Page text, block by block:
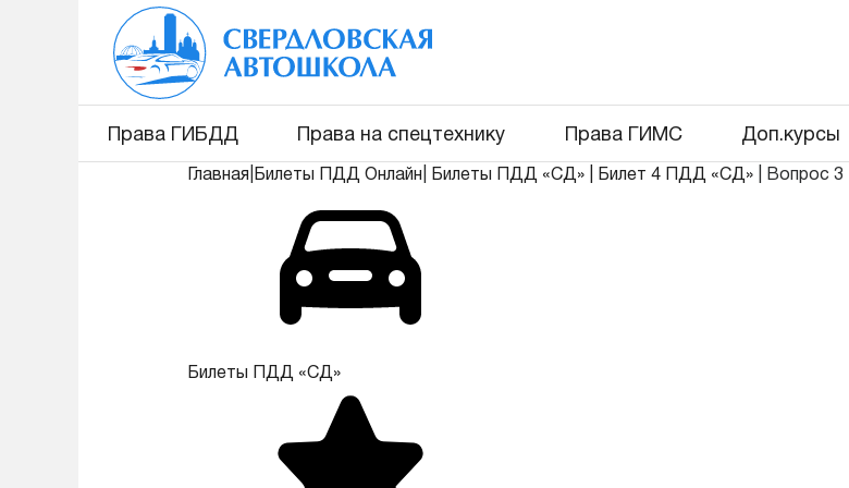
Права ГИБДД Права на спецтехнику Права ГИМС Доп.курсы
Главная Билеты ПДД Онлайн Билеты ПДД «СД» Билет 4 ПДД «СД» Вопрос 3
Билеты ПДД «СД»